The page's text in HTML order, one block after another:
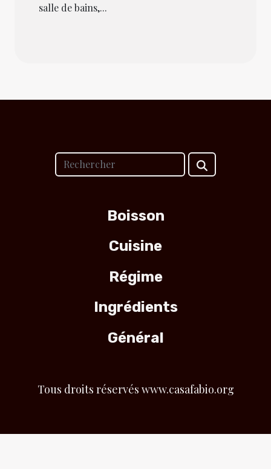
salle de bains,...
Boisson
Cuisine
Régime
Ingrédients
Général
Tous droits réservés www.casafabio.org